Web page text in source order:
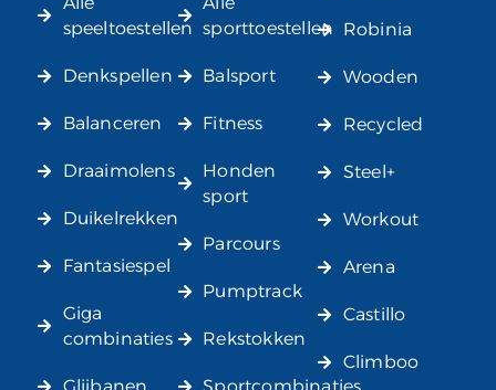
speeltoestellen
Denkspellen
Balanceren
Draaimolens
Duikelrekken
Fantasiespel
Giga
combinaties
sporttoestellen
Balsport
Fitness
Honden
sport
Parcours
Pumptrack
Rekstokken
Robinia
Wooden
Recycled
Steel+
Workout
Arena
Castillo
Climboo